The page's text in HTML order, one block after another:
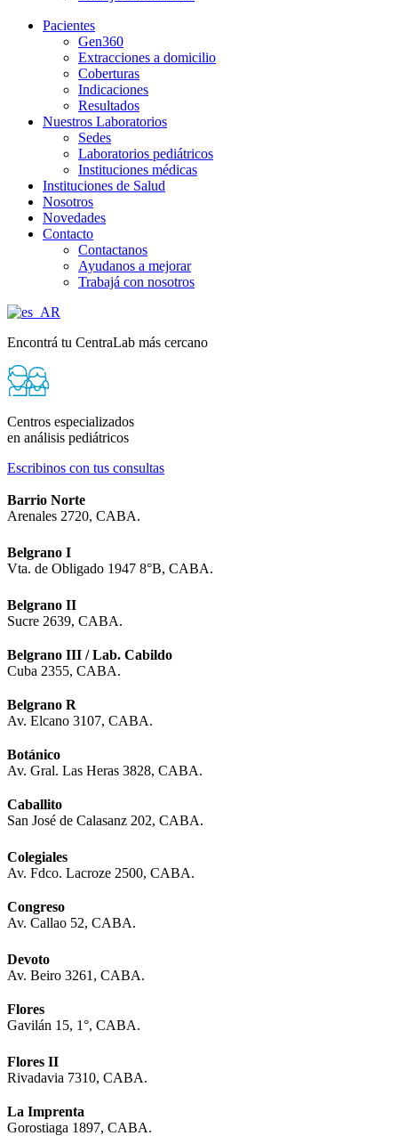
Pacientes
Gen360
Extracciones a domicilio
Coberturas
Indicaciones
Resultados
Nuestros Laboratorios
Sedes
Laboratorios pediátricos
Instituciones médicas
Instituciones de Salud
Nosotros
Novedades
Contacto
Contactanos
Ayudanos a mejorar
Trabajá con nosotros
Encontrá tu CentraLab más cercano
Centros especializados
en análisis pediátricos
Escribinos con tus consultas
Barrio Norte
Arenales 2720, CABA.
Belgrano I
Vta. de Obligado 1947 8°B, CABA.
Belgrano II
Sucre 2639, CABA.
Belgrano III / Lab. Cabildo
Cuba 2355, CABA.
Belgrano R
Av. Elcano 3107, CABA.
Botánico
Av. Gral. Las Heras 3828, CABA.
Caballito
San José de Calasanz 202, CABA.
Colegiales
Av. Fdco. Lacroze 2500, CABA.
Congreso
Av. Callao 52, CABA.
Devoto
Av. Beiro 3261, CABA.
Flores
Gavilán 15, 1°, CABA.
Flores II
Rivadavia 7310, CABA.
La Imprenta
Gorostiaga 1897, CABA.